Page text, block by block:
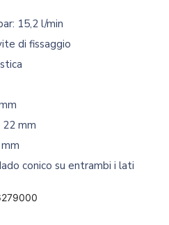
15,2 l/min
di fissaggio
mm
conico su entrambi i lati